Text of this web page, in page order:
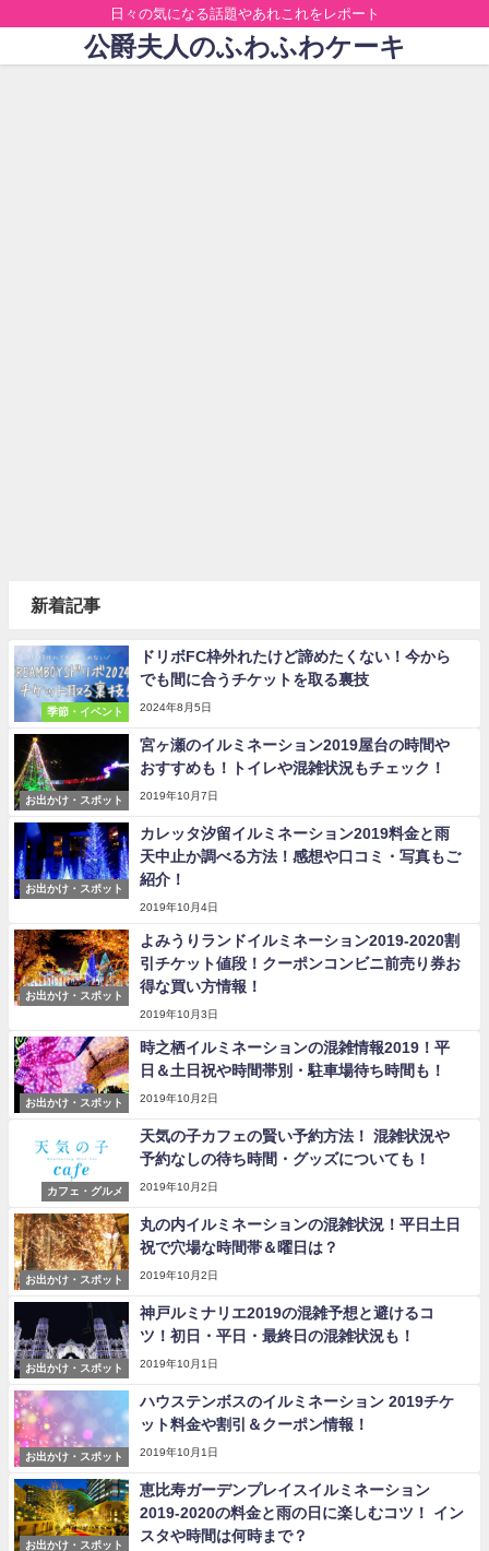
日々の気になる話題やあれこれをレポート
公爵夫人のふわふわケーキ
新着記事
季節・イベント
ドリボFC枠外れたけど諦めたくない！今から
でも間に合うチケットを取る裏技
2024年8月5日
お出かけ・スポット
宮ヶ瀬のイルミネーション2019屋台の時間や
おすすめも！トイレや混雑状況もチェック！
2019年10月7日
お出かけ・スポット
カレッタ汐留イルミネーション2019料金と雨
天中止か調べる方法！感想や口コミ・写真もご
紹介！
2019年10月4日
お出かけ・スポット
よみうりランドイルミネーション2019-2020割
引チケット値段！クーポンコンビニ前売り券お
得な買い方情報！
2019年10月3日
お出かけ・スポット
時之栖イルミネーションの混雑情報2019！平
日＆土日祝や時間帯別・駐車場待ち時間も！
2019年10月2日
カフェ・グルメ
天気の子カフェの賢い予約方法！ 混雑状況や
予約なしの待ち時間・グッズについても！
2019年10月2日
お出かけ・スポット
丸の内イルミネーションの混雑状況！平日土日
祝で穴場な時間帯＆曜日は？
2019年10月2日
お出かけ・スポット
神戸ルミナリエ2019の混雑予想と避けるコ
ツ！初日・平日・最終日の混雑状況も！
2019年10月1日
お出かけ・スポット
ハウステンボスのイルミネーション 2019チケ
ット料金や割引＆クーポン情報！
2019年10月1日
お出かけ・スポット
恵比寿ガーデンプレイスイルミネーション
2019-2020の料金と雨の日に楽しむコツ！ イン
スタや時間は何時まで？